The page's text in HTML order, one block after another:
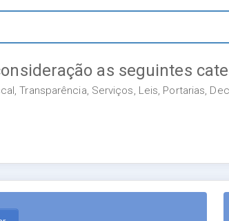
as seguintes
Transparência, Serviços, Leis, Portarias,